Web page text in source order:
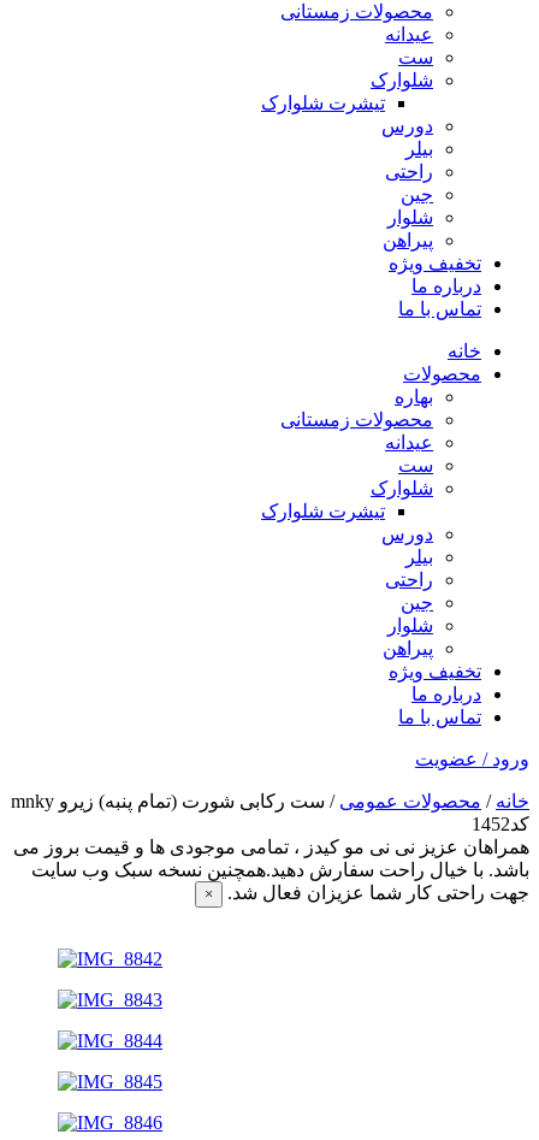
محصولات زمستانی
عیدانه
ست
شلوارک
تیشرت شلوارک
دورس
بیلر
راحتی
جین
شلوار
پیراهن
تخفیف ویژه
درباره ما
تماس با ما
خانه
محصولات
بهاره
محصولات زمستانی
عیدانه
ست
شلوارک
تیشرت شلوارک
دورس
بیلر
راحتی
جین
شلوار
پیراهن
تخفیف ویژه
درباره ما
تماس با ما
ورود / عضویت
خانه / محصولات عمومی
/ ست رکابی شورت (تمام پنبه) زیرو mnky
کد1452
همراهان عزیز نی نی مو کیدز ، تمامی موجودی ها و قیمت بروز می
باشد. با خیال راحت سفارش دهید.همچنین نسخه سبک وب سایت
جهت راحتی کار شما عزیزان فعال شد.
×